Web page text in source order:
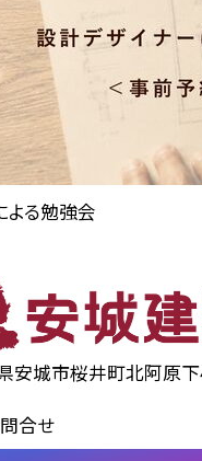
よる勉強会
安城市桜井町北阿原
合せ